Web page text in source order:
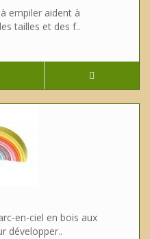
empiler aident à
tailles et des f..
en-ciel en bois aux
développer..